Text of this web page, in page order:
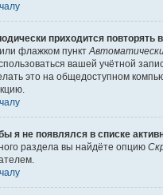
приходится повторять
флажком пункт
вашей учётной
это на общедоступном
я не появлялся в списке
раздела вы найдёте опцию